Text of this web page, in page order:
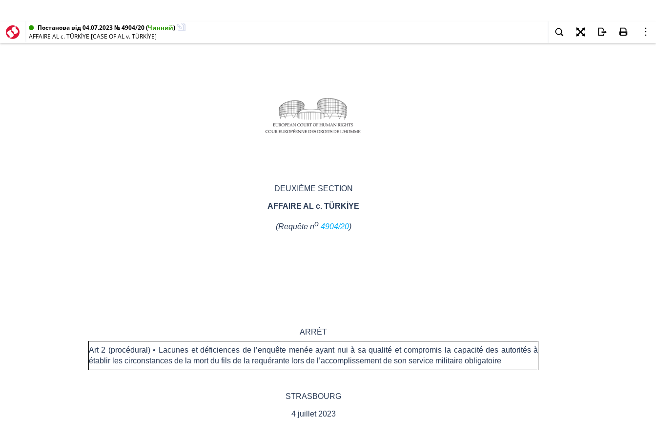
Постанова від 04.07.2023 № 4904/20(Чинний)
AFFAIRE AL c. TÜRKİYE [CASE OF AL v. TÜRKİYE]
DEUXIÈME SECTION
AFFAIRE AL c. TÜRKİYE
(Requête no 4904/20)
ARRÊT
Art 2 (procédural) • Lacunes et déficiences de l’enquête menée ayant nui à sa qualité et compromis la capacité des autorités à
établir les circonstances de la mort du fils de la requérante lors de l’accomplissement de son service militaire obligatoire
STRASBOURG
4 juillet 2023